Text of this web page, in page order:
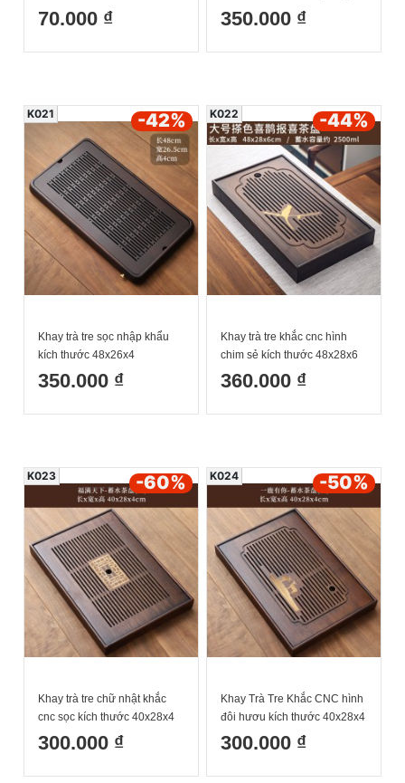
70.000 ₫
Cỡ Lớn 55x33cm
350.000 ₫
Khay trà tre sọc nhập khẩu
kích thước 48x26x4
350.000 ₫
K021 -42%
Khay trà tre khắc cnc hình
chim sẻ kích thước 48x28x6
360.000 ₫
K022 -44%
Khay trà tre chữ nhật khắc
cnc sọc kích thước 40x28x4
cm
300.000 ₫
K023 -60%
Khay Trà Tre Khắc CNC hình
đôi hươu kích thước 40x28x4
cm
300.000 ₫
K024 -50%